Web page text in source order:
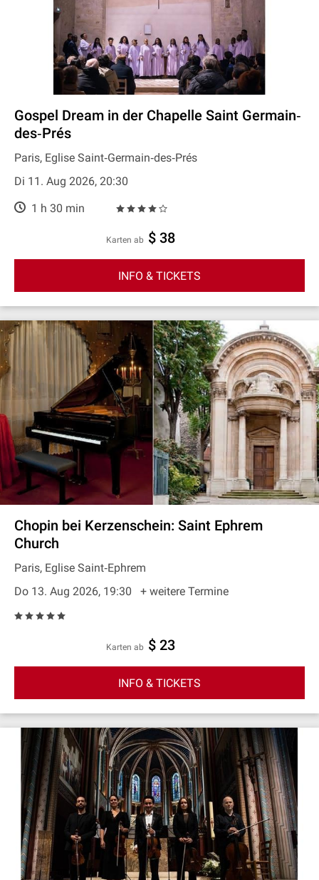
Gospel Dream in der Chapelle Saint Germain‐
des‐Prés
Paris, Eglise Saint‐Germain‐des‐Prés
Di 11. Aug 2026, 20:30
1 h 30 min
Karten ab $ 38
INFO & TICKETS
Chopin bei Kerzenschein: Saint Ephrem
Church
Paris, Eglise Saint‐Ephrem
Do 13. Aug 2026, 19:30
+ weitere Termine
Karten ab $ 23
INFO & TICKETS